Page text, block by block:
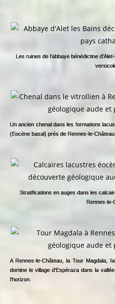
Les ruines de l’abbaye bénédictine
Un ancien chenal dans les formations
(Eocène basal) près de Rennes-le-Château.
Stratifications en auges dans les
Rennes-le-
A Rennes-le-Château, la Tour Magdala,
domine le village d’Espéraza dans la
l’horizon.